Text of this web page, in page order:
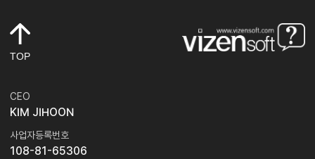
TOP
CEO
KIM JIHOON
사업자등록번호
108-81-65306